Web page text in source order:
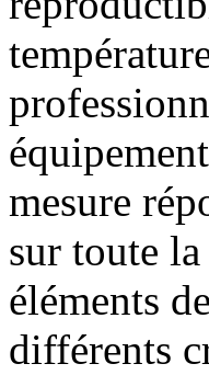
mesure
sur toute
éléments
différents